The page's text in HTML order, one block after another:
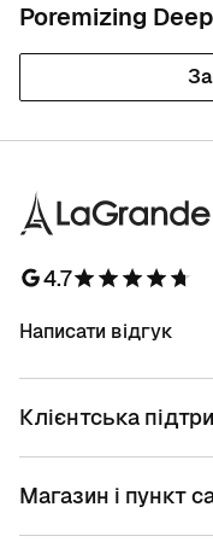
Poremizing
4.7
Написати відгук
Клієнтська
Магазин і пункт